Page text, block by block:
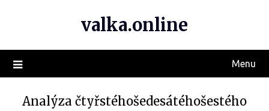
valka.online
Menu
Analýza čtyřstéhošedesátéhošestého